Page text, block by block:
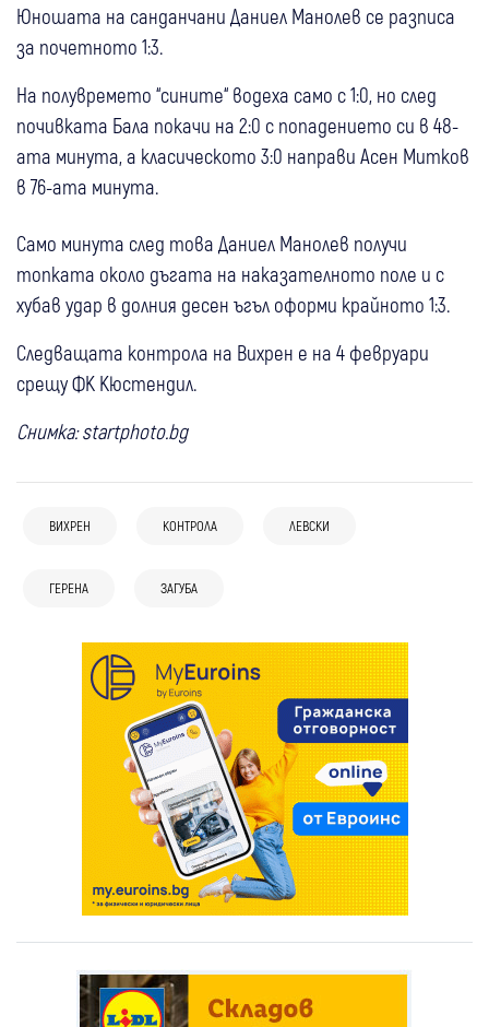
Юношата на санданчани Даниел Манолев се разписа
за почетното 1:3.
На полувремето “сините“ водеха само с 1:0, но след
почивката Бала покачи на 2:0 с попадението си в 48-
ата минута, а класическото 3:0 направи Асен Митков
в 76-ата минута.
Само минута след това Даниел Манолев получи
топката около дъгата на наказателното поле и с
хубав удар в долния десен ъгъл оформи крайното 1:3.
Следващата контрола на Вихрен е на 4 февруари
срещу ФК Кюстендил.
Снимка: startphoto.bg
ВИХРЕН КОНТРОЛА ЛЕВСКИ
ГЕРЕНА ЗАГУБА